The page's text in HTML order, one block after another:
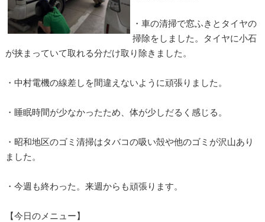
・車の清掃で窓ふきとタイヤの
掃除をしました。タイヤに小石
が挟まっていて取れる分だけ取り除きました。
・中村電機の線差しを間違えないように頑張りました。
・睡眠時間が少なかったため、体が少しだるく感じる。
・昭和地区のゴミ清掃はタバコの吸い殻や他のゴミが沢山あり
ました。
・今週も終わった。来週からも頑張ります。
【今日のメニュー】